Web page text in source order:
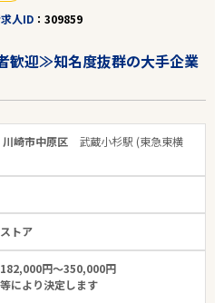
人ID 309859
歓迎≫知名度抜群の大手企業
川崎市中原区 武蔵小杉駅 (東急東横
トア
182,000円～350,000円
により決定します